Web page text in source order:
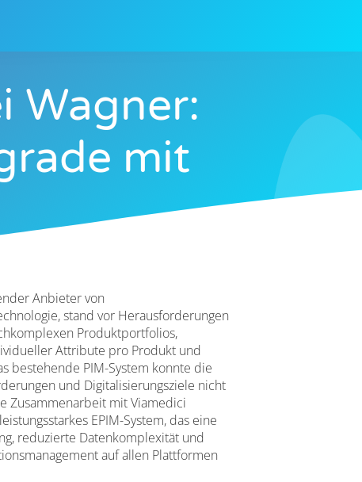
Wagner:
mit
Anbieter von
stand vor Herausforderungen
Produktportfolios,
Attribute pro Produkt und
bestehende PIM-System konnte die
und Digitalisierungsziele nicht
Zusammenarbeit mit Viamedici
EPIM-System, das eine
reduzierte Datenkomplexität und
auf allen Plattformen